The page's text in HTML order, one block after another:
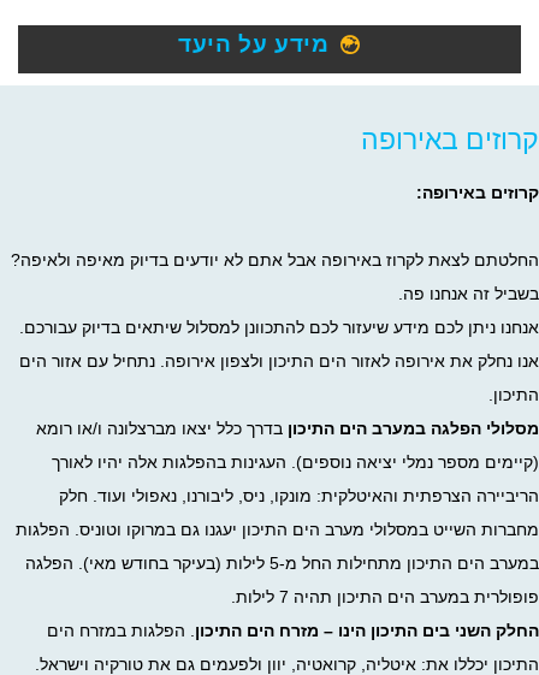
מידע על היעד
קרוזים באירופה
קרוזים באירופה:
החלטתם לצאת לקרוז באירופה אבל אתם לא יודעים בדיוק מאיפה ולאיפה?
בשביל זה אנחנו פה.
אנחנו ניתן לכם מידע שיעזור לכם להתכוונן למסלול שיתאים בדיוק עבורכם.
אנו נחלק את אירופה לאזור הים התיכון ולצפון אירופה. נתחיל עם אזור הים
התיכון.
מסלולי הפלגה במערב הים התיכון בדרך כלל יצאו מברצלונה ו/או רומא
(קיימים מספר נמלי יציאה נוספים). העגינות בהפלגות אלה יהיו לאורך
הריביירה הצרפתית והאיטלקית: מונקו, ניס, ליבורנו, נאפולי ועוד. חלק
מחברות השייט במסלולי מערב הים התיכון יעגנו גם במרוקו וטוניס. הפלגות
במערב הים התיכון מתחילות החל מ-5 לילות (בעיקר בחודש מאי). הפלגה
פופולרית במערב הים התיכון תהיה 7 לילות.
החלק השני בים התיכון הינו – מזרח הים התיכון . הפלגות במזרח הים
התיכון יכללו את: איטליה, קרואטיה, יוון ולפעמים גם את טורקיה וישראל.